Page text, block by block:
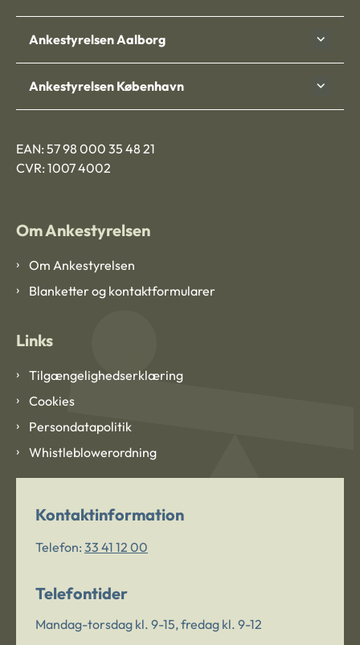
Ankestyrelsen Aalborg
Ankestyrelsen København
EAN: 57 98 000 35 48 21
CVR: 1007 4002
Om Ankestyrelsen
Om Ankestyrelsen
Blanketter og kontaktformularer
Links
Tilgængelighedserklæring
Cookies
Persondatapolitik
Whistleblowerordning
Kontaktinformation
Telefon: 33 41 12 00
Telefontider
Mandag-torsdag kl. 9-15, fredag kl. 9-12